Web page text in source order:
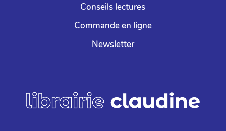
Conseils lectures
Commande en ligne
Newsletter